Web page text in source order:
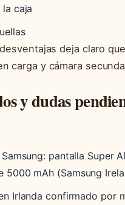
caja
deja claro
carga y cámara
y dudas
pantalla Super
5000 mAh (Samsung
Irlanda confirmado por